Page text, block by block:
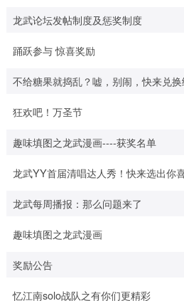
龙武论坛发帖制度及惩奖制度
踊跃参与 惊喜奖励
不给糖果就捣乱？嘘，别闹，快来兑换
狂欢吧！万圣节
趣味填图之龙武漫画----获奖名单
龙武YY首届清唱达人秀！快来选出你
龙武每周播报：那么问题来了
趣味填图之龙武漫画
奖励公告
忆江南solo战队之有你们更精彩